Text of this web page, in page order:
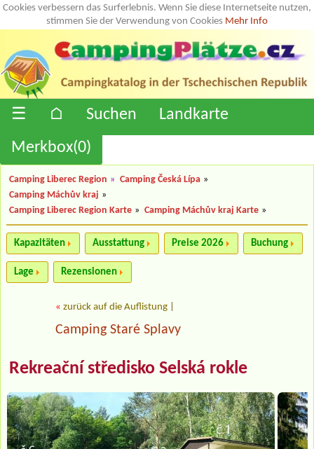
Cookies verbessern das Surferlebnis. Wenn Sie diese Internetseite nutzen,
stimmen Sie der Verwendung von Cookies Mehr Info
☰ ⌂ Suchen
Landkarte
Merkbox(0)
Camping Liberec Region » Camping Česká Lípa »
Camping Máchův kraj »
Camping Liberec Region Karte » Camping Máchův kraj Karte »
Kapazitäten Ausstattung Preise 2026 Buchung
Lage Rezensionen
« zurück auf die Auflistung
Camping Staré Splavy
Rekreační středisko Selská rokle